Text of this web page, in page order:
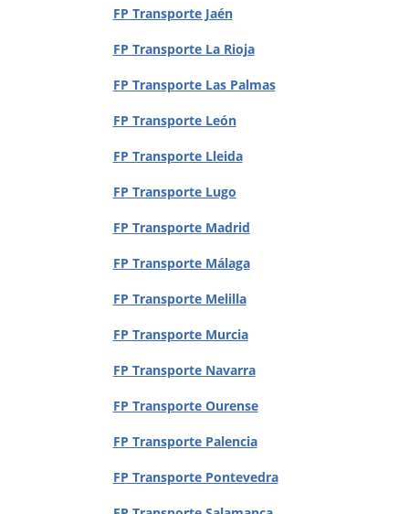
FP Transporte Jaén
FP Transporte La Rioja
FP Transporte Las Palmas
FP Transporte León
FP Transporte Lleida
FP Transporte Lugo
FP Transporte Madrid
FP Transporte Málaga
FP Transporte Melilla
FP Transporte Murcia
FP Transporte Navarra
FP Transporte Ourense
FP Transporte Palencia
FP Transporte Pontevedra